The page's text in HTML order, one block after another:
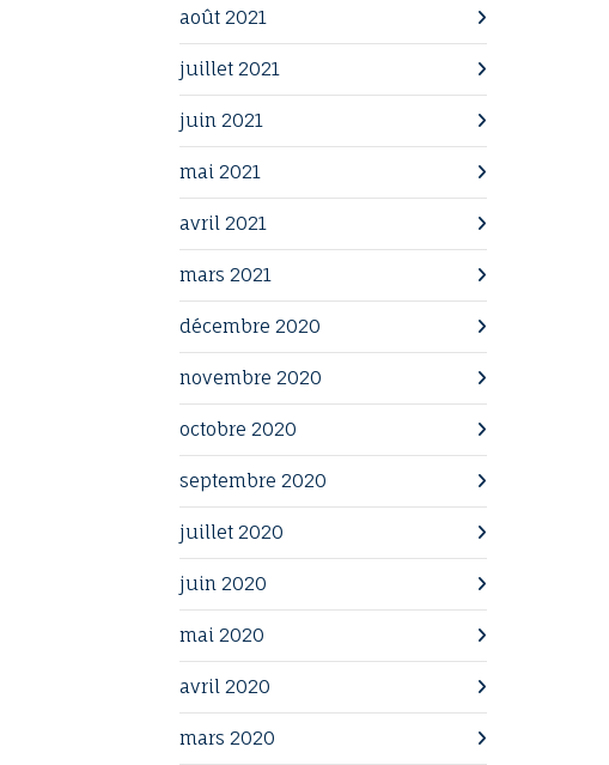
août 2021
juillet 2021
juin 2021
mai 2021
avril 2021
mars 2021
décembre 2020
novembre 2020
octobre 2020
septembre 2020
juillet 2020
juin 2020
mai 2020
avril 2020
mars 2020